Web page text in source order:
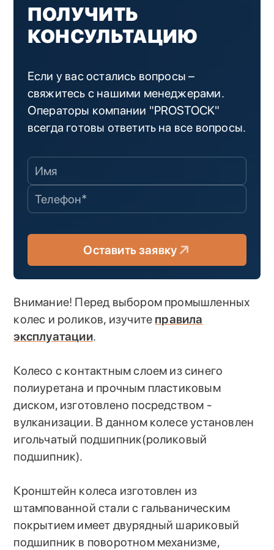
ПОЛУЧИТЬ
КОНСУЛЬТАЦИЮ
Если у вас остались вопросы –
свяжитесь с нашими менеджерами.
Операторы компании "PROSTOCK"
всегда готовы ответить на все вопросы.
Оставить заявку
Внимание! Перед выбором промышленных
колес и роликов, изучите правила
эксплуатации.
Колесо с контактным слоем из синего
полиуретана и прочным пластиковым
диском, изготовлено посредством -
вулканизации. В данном колесе установлен
игольчатый подшипник(роликовый
подшипник).
Кронштейн колеса изготовлен из
штампованной стали с гальваническим
покрытием имеет двурядный шариковый
подшипник в поворотном механизме,